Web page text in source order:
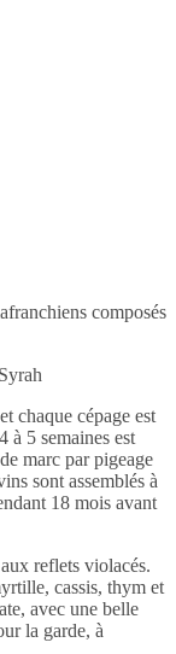
composés
chaque cépage est
à 5 semaines est
marc par pigeage
sont assemblés à
18 mois avant
reflets violacés.
cassis, thym et
avec une belle
la garde, à